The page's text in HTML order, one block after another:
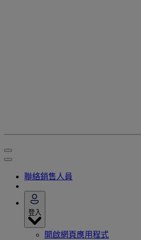
聯絡銷售人員
登入
開啟網頁應用程式